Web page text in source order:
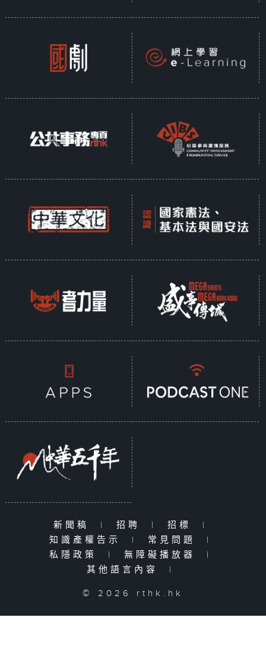
新聞稿 | 招聘 | 招標
|
知識產權告示
| 常見問題
|
私隱政策
| 無障礙播放器
|
其他語言內容
|
© 2026 rthk.hk